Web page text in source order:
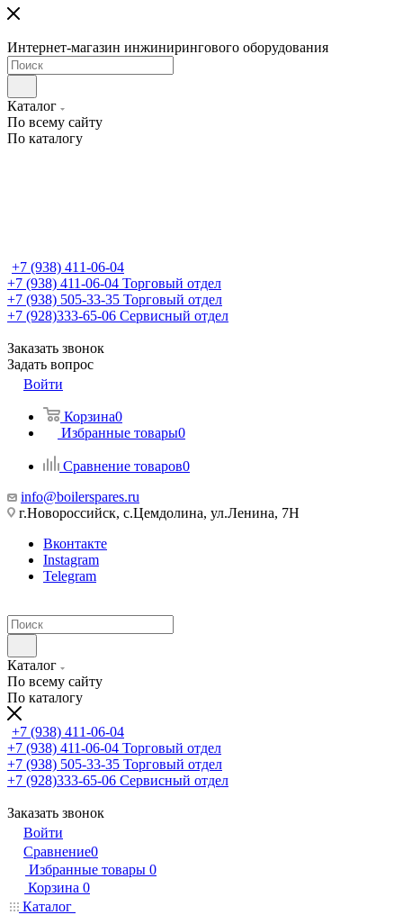
Интернет-магазин инжинирингового оборудования
Каталог
По всему сайту
По каталогу
+7 (938) 411-06-04
+7 (938) 411-06-04 Торговый отдел
+7 (938) 505-33-35 Торговый отдел
+7 (928)333-65-06 Сервисный отдел
Заказать звонок
Задать вопрос
Войти
Корзина0
Избранные товары0
Сравнение товаров0
info@boilerspares.ru
г.Новороссийск, с.Цемдолина, ул.Ленина, 7Н
Вконтакте
Instagram
Telegram
Каталог
По всему сайту
По каталогу
+7 (938) 411-06-04
+7 (938) 411-06-04 Торговый отдел
+7 (938) 505-33-35 Торговый отдел
+7 (928)333-65-06 Сервисный отдел
Заказать звонок
Войти
Сравнение0
Избранные товары 0
Корзина 0
Каталог